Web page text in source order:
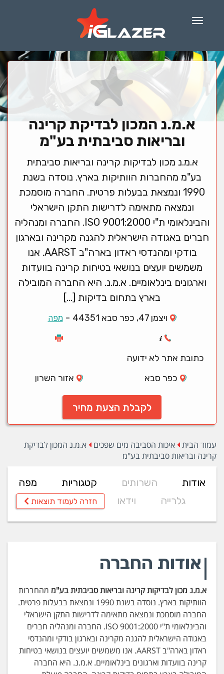
Menu
א.מ.נ המכון לבדיקת קרינה
ובריאות סביבתית בע"מ
א.מ.נ מכון לבדיקות קרינה ובריאות סביבתית
בע"מ מהחברות הוותיקות בארץ. נוסדה בשנת
1990 ונמצאת בבעלות פרטית. החברה מוסמכת
ונמצאה מתאימה לדרישות התקן הישראלי
והבינלאומי ת"י ISO 9001:2000. החברה ומנהליה
חברים באגודה הישראלית להגנה מקרינה ובארגון
בודקי ומהנדסי ראדון בארה"ב AARST. אנו
משמשים יועצים בנושאי בטיחות קרינה בוועדות
וארגונים בינלאומיים. א.מ.נ. היא החברה המובילה
בארץ בתחום בדיקות […]
ויצמן 47, כפר סבא 44351 -מפה
כתובת אתר לא ידועה
כפר סבא
אזור השרון
לקבלת הצעת מחיר
עמוד הבית איכות הסביבה מים שפכים
א.מ.נ המכון לבדיקת
קרינה ובריאות סביבתית בע"מ
אודות השרותים קטגוריות
מפה
גלרייה
וידאו חזרה לעמוד תוצאות
אודות החברה
א.מ.נ מכון לבדיקות קרינה ובריאות סביבתית בע"מ מהחברות
הוותיקות בארץ. נוסדה בשנת 1990 ונמצאת בבעלות פרטית.
החברה מוסמכת ונמצאה מתאימה לדרישות התקן הישראלי
והבינלאומי ת"י ISO 9001:2000. החברה ומנהליה חברים
באגודה הישראלית להגנה מקרינה ובארגון בודקי ומהנדסי
ראדון בארה"ב AARST. אנו משמשים יועצים בנושאי בטיחות
קרינה בוועדות וארגונים בינלאומיים. א.מ.נ. היא החברה